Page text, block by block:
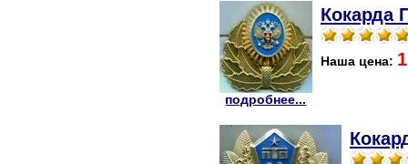
подробнее...
Кокарда
Наша цена: